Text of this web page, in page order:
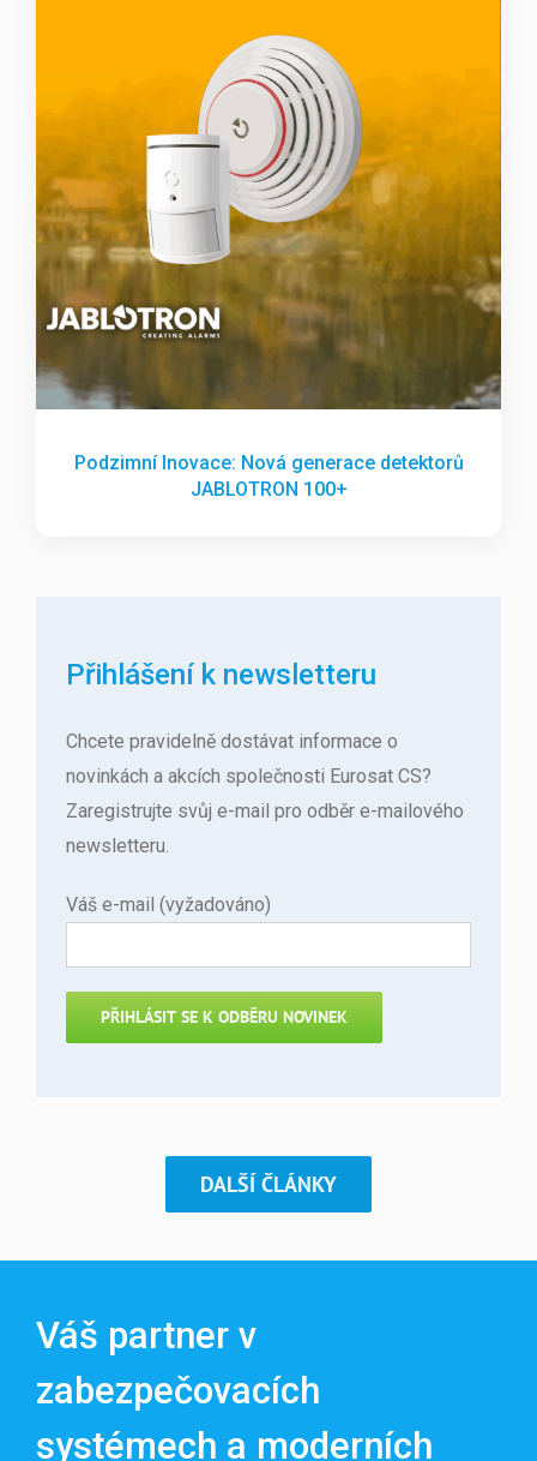
Podzimní Inovace: Nová generace detektorů
JABLOTRON 100+
Přihlášení k newsletteru
Chcete pravidelně dostávat informace o
novinkách a akcích společnosti Eurosat CS?
Zaregistrujte svůj e-mail pro odběr e-mailového
newsletteru.
Váš e-mail (vyžadováno)
DALŠÍ ČLÁNKY
Váš partner v
zabezpečovacích
systémech a moderních